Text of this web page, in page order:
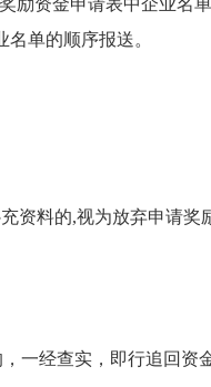
单的顺序报送。
资料的,视为放弃申请奖
一经查实，即行追回资